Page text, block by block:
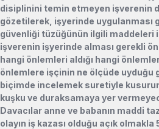
disiplinini temin etmeyen işverenin
gözetilerek, işyerinde uygulanması
güvenliği tüzüğünün ilgili maddeleri
işverenin işyerinde alması gerekli ö
hangi önlemleri aldığı hangi ö
önlemlere işçinin ne ölçüde uyduğu
biçimde incelemek suretiyle
kuşku ve duraksamaya yer
Davacılar anne ve babanın maddi
olayın iş kazası olduğu açık olmakla